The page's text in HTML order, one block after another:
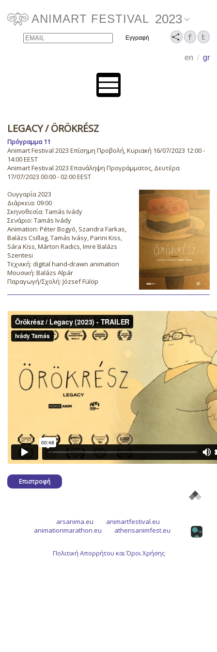
ANIMART FESTIVAL 2023
en / gr
Email Name
LEGACY/ ÖRÖKRÉSZ
Πρόγραμμα 11
Animart Festival 2023 Επίσημη Προβολή, Κυριακή 16/07/2023 12:00 -
14:00 EEST
Animart Festival 2023 Επανάληψη Προγράμματος, Δευτέρα
17/07/2023 00:00 - 02:00 EEST
Ουγγαρία 2023
Διάρκεια: 09:00
Σκηνοθεσία: Tamás Ivády
Σενάριο: Tamás Ivády
Animation: Péter Bogyó, Szandra Farkas,
Balázs Csillag, Tamás Ivásy, Panni Kiss,
Sára Kiss, Márton Radics, Imre Balázs
Szentesi
Τεχνική: digital hand-drawn animation
Μουσική: Balázs Alpár
Παραγωγή/Σχολή: József Fülöp
Επιστροφή
arsanima.eu
animartfestival.eu
animationmarathon.eu
athensanimfest.eu
Πολιτική Απορρήτου και Όροι Χρήσης